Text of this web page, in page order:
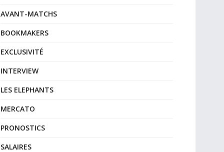
AVANT-MATCHS
BOOKMAKERS
EXCLUSIVITÉ
INTERVIEW
LES ELEPHANTS
MERCATO
PRONOSTICS
SALAIRES